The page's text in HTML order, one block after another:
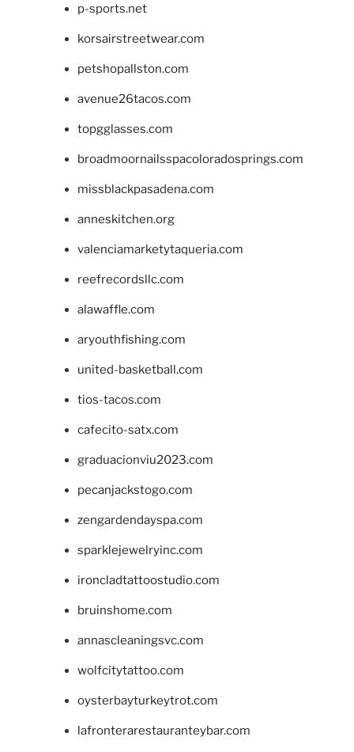
p-sports.net
korsairstreetwear.com
petshopallston.com
avenue26tacos.com
topgglasses.com
broadmoornailsspacoloradosprings.com
missblackpasadena.com
anneskitchen.org
valenciamarketytaqueria.com
reefrecordsllc.com
alawaffle.com
aryouthfishing.com
united-basketball.com
tios-tacos.com
cafecito-satx.com
graduacionviu2023.com
pecanjackstogo.com
zengardendayspa.com
sparklejewelryinc.com
ironcladtattoostudio.com
bruinshome.com
annascleaningsvc.com
wolfcitytattoo.com
oysterbayturkeytrot.com
lafronterarestauranteybar.com